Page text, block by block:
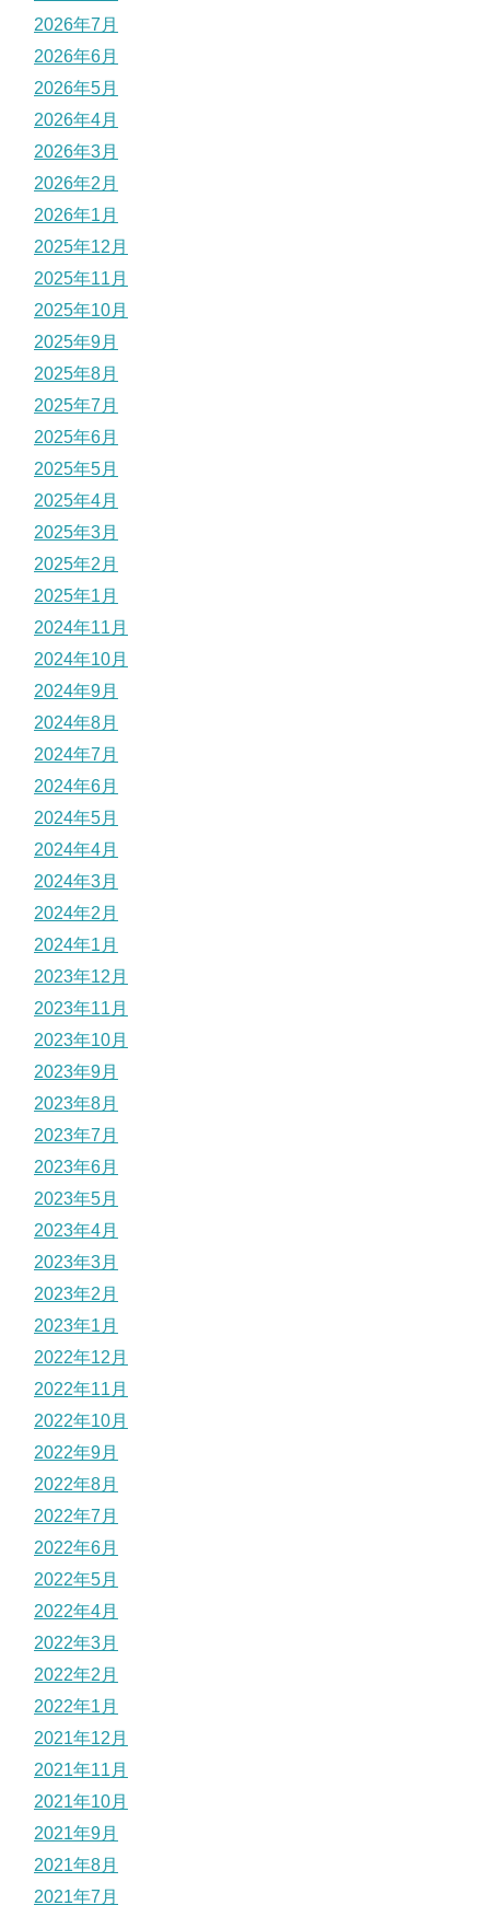
2026年7月
2026年6月
2026年5月
2026年4月
2026年3月
2026年2月
2026年1月
2025年12月
2025年11月
2025年10月
2025年9月
2025年8月
2025年7月
2025年6月
2025年5月
2025年4月
2025年3月
2025年2月
2025年1月
2024年11月
2024年10月
2024年9月
2024年8月
2024年7月
2024年6月
2024年5月
2024年4月
2024年3月
2024年2月
2024年1月
2023年12月
2023年11月
2023年10月
2023年9月
2023年8月
2023年7月
2023年6月
2023年5月
2023年4月
2023年3月
2023年2月
2023年1月
2022年12月
2022年11月
2022年10月
2022年9月
2022年8月
2022年7月
2022年6月
2022年5月
2022年4月
2022年3月
2022年2月
2022年1月
2021年12月
2021年11月
2021年10月
2021年9月
2021年8月
2021年7月